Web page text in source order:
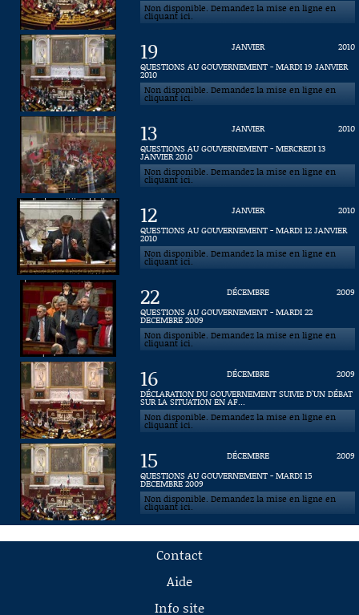
Non disponible. Demandez la mise en ligne en
cliquant ici.
19 JANVIER
2010
QUESTIONS AU GOUVERNEMENT - MARDI 19 JANVIER
2010
Non disponible. Demandez la mise en ligne en
cliquant ici.
13 JANVIER
2010
QUESTIONS AU GOUVERNEMENT - MERCREDI 13
JANVIER 2010
Non disponible. Demandez la mise en ligne en
cliquant ici.
12 JANVIER
2010
QUESTIONS AU GOUVERNEMENT - MARDI 12 JANVIER
2010
Non disponible. Demandez la mise en ligne en
cliquant ici.
22 DÉCEMBRE
2009
QUESTIONS AU GOUVERNEMENT - MARDI 22
DECEMBRE 2009
Non disponible. Demandez la mise en ligne en
cliquant ici.
16 DÉCEMBRE
2009
DÉCLARATION DU GOUVERNEMENT SUIVIE D'UN DÉBAT
SUR LA SITUATION EN AF...
Non disponible. Demandez la mise en ligne en
cliquant ici.
15 DÉCEMBRE
2009
QUESTIONS AU GOUVERNEMENT - MARDI 15
DECEMBRE 2009
Non disponible. Demandez la mise en ligne en
cliquant ici.
Contact
Aide
Info site